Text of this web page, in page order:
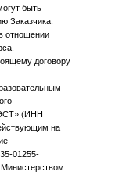
быть
Заказчика.
отношении
договору
(ИНН
на
01255-